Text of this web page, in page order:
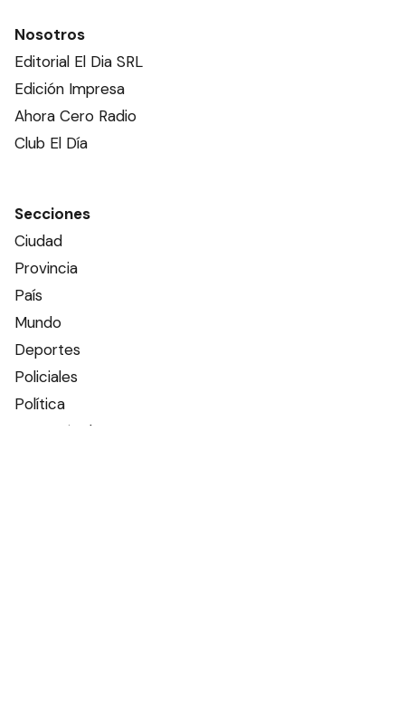
Nosotros
Editorial El Dia SRL
Edición Impresa
Ahora Cero Radio
Club El Día
Secciones
Ciudad
Provincia
País
Mundo
Deportes
Policiales
Política
Espectáculos